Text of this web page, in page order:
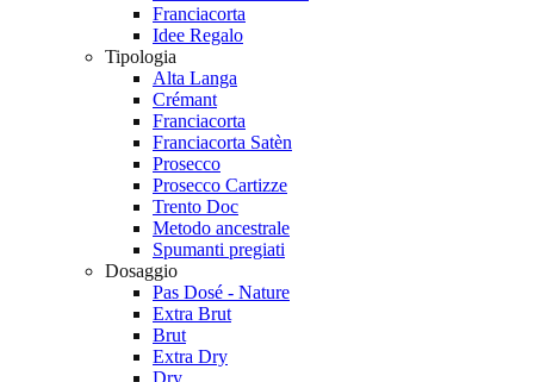
Franciacorta
Idee Regalo
Tipologia
Alta Langa
Crémant
Franciacorta
Franciacorta Satèn
Prosecco
Prosecco Cartizze
Trento Doc
Metodo ancestrale
Spumanti pregiati
Dosaggio
Pas Dosé - Nature
Extra Brut
Brut
Extra Dry